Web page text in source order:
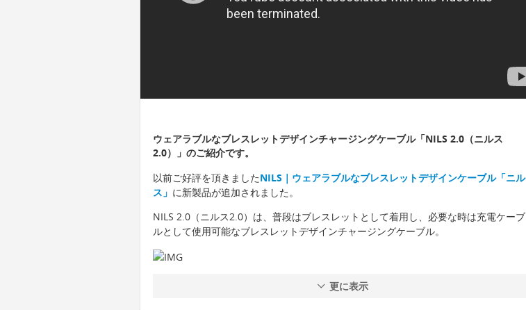
ウェアラブルなブレスレットデザインチャージングケーブル「NILS 2.0（ニルス
2.0）」のご紹介です。
以前ご好評を頂きましたNILS｜ウェアラブルなブレスレットデザインケーブル「ニル
ス」 に新製品が追加されました。
NILS 2.0（ニルス2.0）は、普段はブレスレットとして着用し、必要な時は充電ケーブ
ルとして使用可能なブレスレットデザインチャージングケーブル。
更に表示